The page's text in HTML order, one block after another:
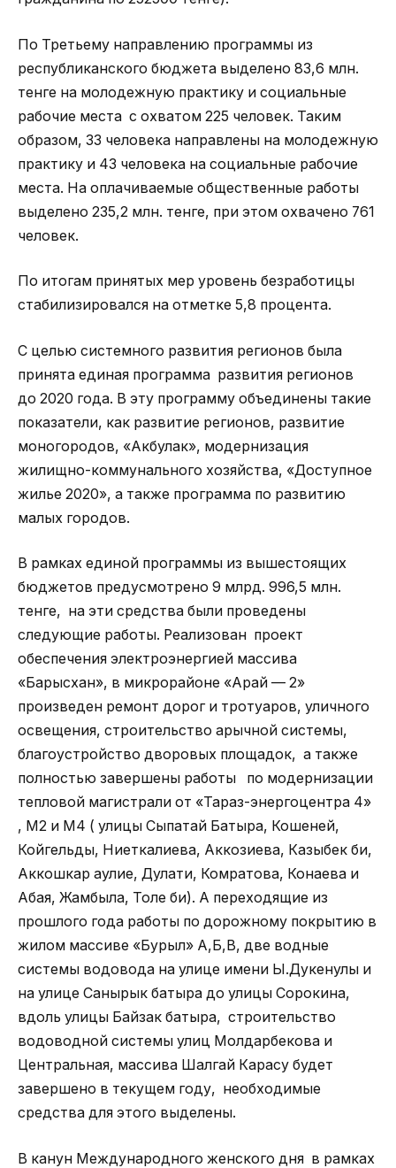
По Третьему направлению программы из
республиканского бюджета выделено 83,6 млн.
тенге на молодежную практику и социальные
рабочие места с охватом 225 человек. Таким
образом, 33 человека направлены на молодежную
практику и 43 человека на социальные рабочие
места. На оплачиваемые общественные работы
выделено 235,2 млн. тенге, при этом охвачено 761
человек.
По итогам принятых мер уровень безработицы
стабилизировался на отметке 5,8 процента.
С целью системного развития регионов была
принята единая программа развития регионов
до 2020 года. В эту программу объединены такие
показатели, как развитие регионов, развитие
моногородов, «Акбулак», модернизация
жилищно-коммунального хозяйства, «Доступное
жилье 2020», а также программа по развитию
малых городов.
В рамках единой программы из вышестоящих
бюджетов предусмотрено 9 млрд. 996,5 млн.
тенге, на эти средства были проведены
следующие работы. Реализован проект
обеспечения электроэнергией массива
«Барысхан», в микрорайоне «Арай — 2»
произведен ремонт дорог и тротуаров, уличного
освещения, строительство арычной системы,
благоустройство дворовых площадок, а также
полностью завершены работы по модернизации
тепловой магистрали от «Тараз-энергоцентра 4»
, М2 и M4 ( улицы Сыпатай Батыра, Кошеней,
Койгельды, Ниеткалиева, Аккозиева, Казыбек би,
Аккошкар аулие, Дулати, Комратова, Конаева и
Абая, Жамбыла, Толе би). А переходящие из
прошлого года работы по дорожному покрытию в
жилом массиве «Бурыл» А,Б,В, две водные
системы водовода на улице имени Ы.Дукенулы и
на улице Санырык батыра до улицы Сорокина,
вдоль улицы Байзак батыра, строительство
водоводной системы улиц Молдарбекова и
Центральная, массива Шалгай Карасу будет
завершено в текущем году, необходимые
средства для этого выделены.
В канун Международного женского дня в рамках